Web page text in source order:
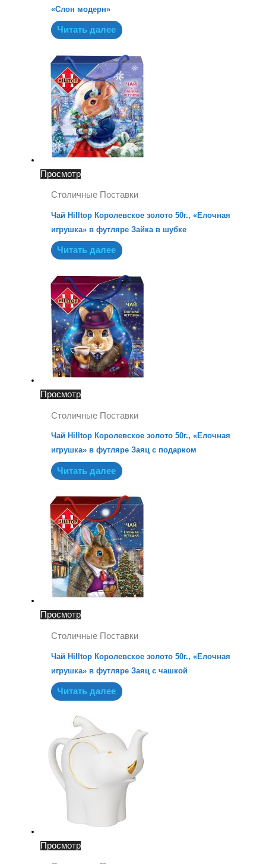
«Слон модерн»
Читать далее
Просмотр
Столичные Поставки
Чай Hilltop Королевское золото 50г., «Елочная
игрушка» в футляре Зайка в шубке
Читать далее
Просмотр
Столичные Поставки
Чай Hilltop Королевское золото 50г., «Елочная
игрушка» в футляре Заяц с подарком
Читать далее
Просмотр
Столичные Поставки
Чай Hilltop Королевское золото 50г., «Елочная
игрушка» в футляре Заяц с чашкой
Читать далее
Просмотр